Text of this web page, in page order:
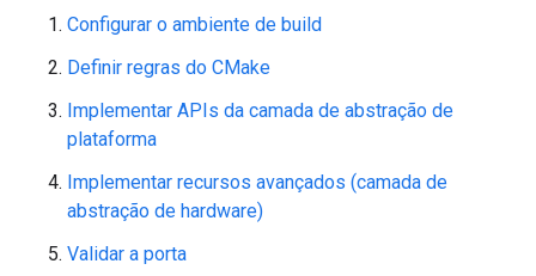
Configurar o ambiente de build
Definir regras do CMake
Implementar APIs da camada de abstração de
plataforma
Implementar recursos avançados (camada de
abstração de hardware)
Validar a porta